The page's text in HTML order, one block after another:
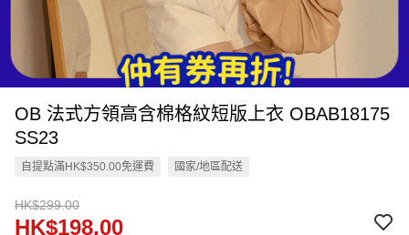
OB 法式方領高含棉格紋短版上衣 OBAB18175
SS23
自提點滿HK$350.00免運費 國家/地區配送
HK$299.00
HK$198.00